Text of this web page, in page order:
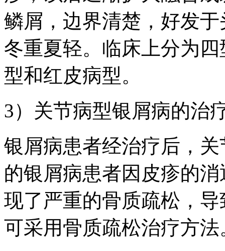
鳞屑，边界清楚，好发
冬重夏轻。临床上分为
型和红皮病型。
3）关节病型银屑病的治
银屑病患者经治疗后，
的银屑病患者因皮疹的
现了严重的骨质疏松，
可采用骨质疏松治疗方法